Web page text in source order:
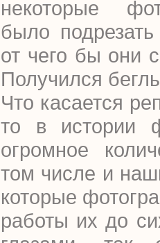
некоторые
было
от чего бы они
Получился
Что касается
то в истории
огромное
том числе и
которые
работы их до